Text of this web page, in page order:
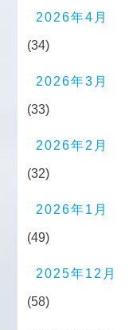
2026年4月
(34)
2026年3月
(33)
2026年2月
(32)
2026年1月
(49)
2025年12月
(58)